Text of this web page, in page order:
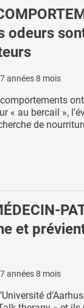
odeurs
7 années 8 mois
« au bercail »,
de
et
7 années 8 mois